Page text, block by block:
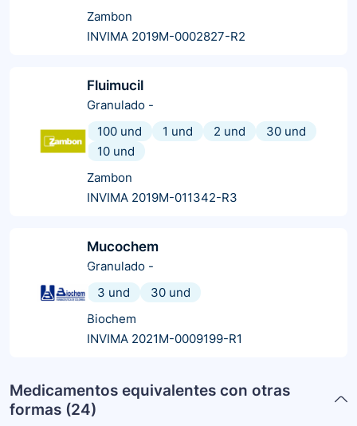
Zambon
INVIMA 2019M-0002827-R2
Fluimucil
Granulado -
100 und
1 und 2 und
30 und
10 und
Zambon
INVIMA 2019M-011342-R3
Mucochem
Granulado -
3 und
30 und
Biochem
INVIMA 2021M-0009199-R1
Medicamentos equivalentes con otras
formas (24)